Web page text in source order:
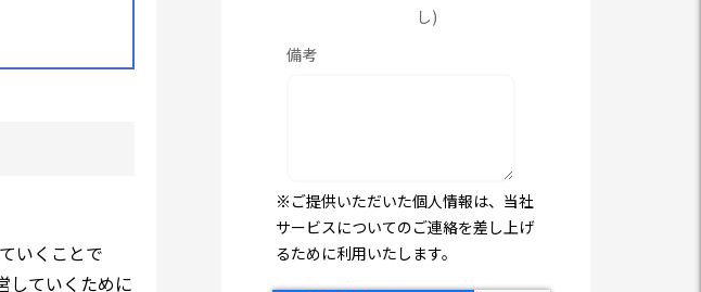
いくことで
していくために
し)
備考
※ご提供いただいた個人情報は、当社
サービスについてのご連絡を差し上げ
るために利用いたします。